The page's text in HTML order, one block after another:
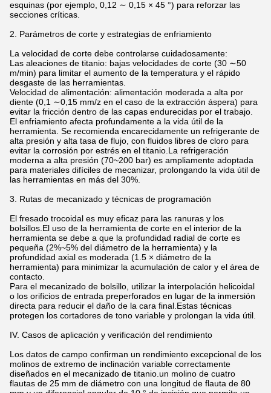
esquinas (por ejemplo, 0,12 ∼ 0,15 × 45 °) para reforzar las
secciones críticas.
2. Parámetros de corte y estrategias de enfriamiento
La velocidad de corte debe controlarse cuidadosamente:
Las aleaciones de titanio: bajas velocidades de corte (30 ∼50
m/min) para limitar el aumento de la temperatura y el rápido
desgaste de las herramientas.
Velocidad de alimentación: alimentación moderada a alta por
diente (0,1 ∼0,15 mm/z en el caso de la extracción áspera) para
evitar la fricción dentro de las capas endurecidas por el trabajo.
El enfriamiento afecta profundamente a la vida útil de la
herramienta. Se recomienda encarecidamente un refrigerante de
alta presión y alta tasa de flujo, con fluidos libres de cloro para
evitar la corrosión por estrés en el titanio.La refrigeración
moderna a alta presión (70~200 bar) es ampliamente adoptada
para materiales difíciles de mecanizar, prolongando la vida útil de
las herramientas en más del 30%.
3. Rutas de mecanizado y técnicas de programación
El fresado trocoidal es muy eficaz para las ranuras y los
bolsillos.El uso de la herramienta de corte en el interior de la
herramienta se debe a que la profundidad radial de corte es
pequeña (2%~5% del diámetro de la herramienta) y la
profundidad axial es moderada (1.5 × diámetro de la
herramienta) para minimizar la acumulación de calor y el área de
contacto.
Para el mecanizado de bolsillo, utilizar la interpolación helicoidal
o los orificios de entrada preperforados en lugar de la inmersión
directa para reducir el daño de la cara final.Estas técnicas
protegen los cortadores de tono variable y prolongan la vida útil.
IV. Casos de aplicación y verificación del rendimiento
Los datos de campo confirman un rendimiento excepcional de los
molinos de extremo de inclinación variable correctamente
diseñados en el mecanizado de titanio.un molino de cuatro
flautas de 25 mm de diámetro con una longitud de flauta de 80